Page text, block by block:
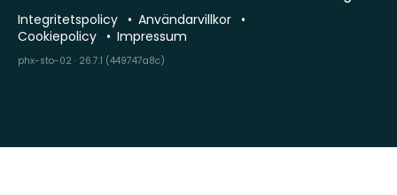
Integritetspolicy
Användarvillkor
Cookiepolicy
Impressum
phx-sto-02 · 26.7.1 (449747a8c)